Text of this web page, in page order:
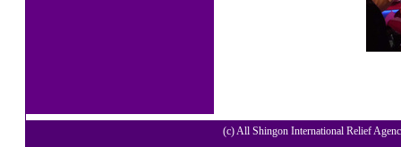
(c) All Shingon International Relief